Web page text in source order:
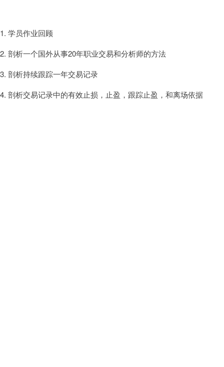
1. 学员作业回顾
2. 剖析一个国外从事20年职业交易和分析师的方法
3. 剖析持续跟踪一年交易记录
4. 剖析交易记录中的有效止损，止盈，跟踪止盈，和离场依据